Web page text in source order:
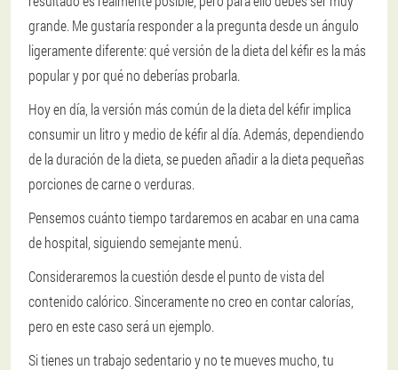
grande. Me gustaría responder a la pregunta desde un ángulo
ligeramente diferente: qué versión de la dieta del kéfir es la más
popular y por qué no deberías probarla.
Hoy en día, la versión más común de la dieta del kéfir implica
consumir un litro y medio de kéfir al día. Además, dependiendo
de la duración de la dieta, se pueden añadir a la dieta pequeñas
porciones de carne o verduras.
Pensemos cuánto tiempo tardaremos en acabar en una cama
de hospital, siguiendo semejante menú.
Consideraremos la cuestión desde el punto de vista del
contenido calórico. Sinceramente no creo en contar calorías,
pero en este caso será un ejemplo.
Si tienes un trabajo sedentario y no te mueves mucho, tu